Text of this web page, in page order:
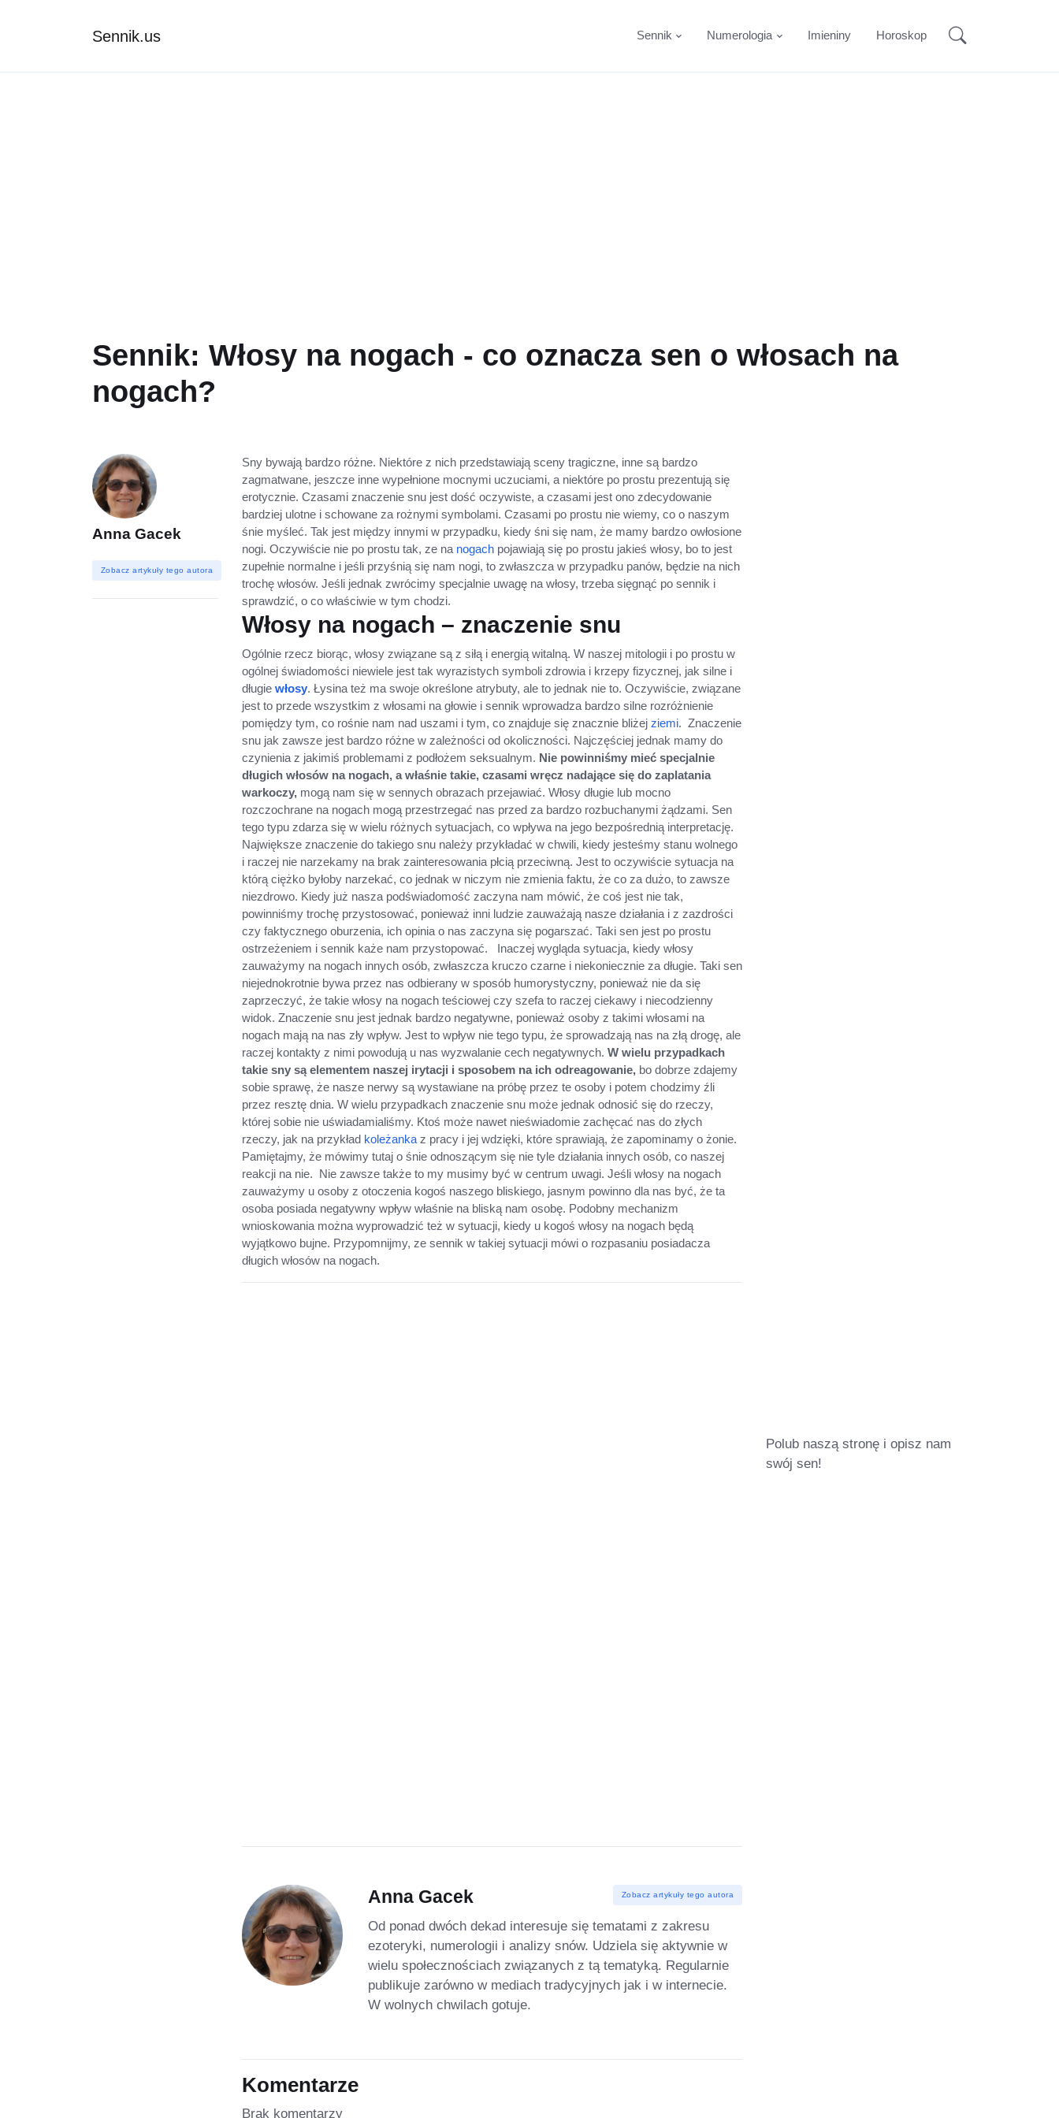
Sennik.us Sennik Numerologia Imieniny Horoskop
Sennik: Włosy na nogach - co oznacza sen o włosach na
nogach?
Anna Gacek
Zobacz artykuły tego autora
Sny bywają bardzo różne. Niektóre z nich przedstawiają sceny tragiczne, inne są bardzo
zagmatwane, jeszcze inne wypełnione mocnymi uczuciami, a niektóre po prostu prezentują się
erotycznie. Czasami znaczenie snu jest dość oczywiste, a czasami jest ono zdecydowanie
bardziej ulotne i schowane za rożnymi symbolami. Czasami po prostu nie wiemy, co o naszym
śnie myśleć. Tak jest między innymi w przypadku, kiedy śni się nam, że mamy bardzo owłosione
nogi. Oczywiście nie po prostu tak, ze na nogach pojawiają się po prostu jakieś włosy, bo to jest
zupełnie normalne i jeśli przyśnią się nam nogi, to zwłaszcza w przypadku panów, będzie na nich
trochę włosów. Jeśli jednak zwrócimy specjalnie uwagę na włosy, trzeba sięgnąć po sennik i
sprawdzić, o co właściwie w tym chodzi.
Włosy na nogach – znaczenie snu
Ogólnie rzecz biorąc, włosy związane są z siłą i energią witalną. W naszej mitologii i po prostu w
ogólnej świadomości niewiele jest tak wyrazistych symboli zdrowia i krzepy fizycznej, jak silne i
długie włosy. Łysina też ma swoje określone atrybuty, ale to jednak nie to. Oczywiście, związane
jest to przede wszystkim z włosami na głowie i sennik wprowadza bardzo silne rozróżnienie
pomiędzy tym, co rośnie nam nad uszami i tym, co znajduje się znacznie bliżej ziemi. Znaczenie
snu jak zawsze jest bardzo różne w zależności od okoliczności. Najczęściej jednak mamy do
czynienia z jakimiś problemami z podłożem seksualnym. Nie powinniśmy mieć specjalnie
długich włosów na nogach, a właśnie takie, czasami wręcz nadające się do zaplatania
warkoczy, mogą nam się w sennych obrazach przejawiać. Włosy długie lub mocno
rozczochrane na nogach mogą przestrzegać nas przed za bardzo rozbuchanymi żądzami. Sen
tego typu zdarza się w wielu różnych sytuacjach, co wpływa na jego bezpośrednią interpretację.
Największe znaczenie do takiego snu należy przykładać w chwili, kiedy jesteśmy stanu wolnego
i raczej nie narzekamy na brak zainteresowania płcią przeciwną. Jest to oczywiście sytuacja na
którą ciężko byłoby narzekać, co jednak w niczym nie zmienia faktu, że co za dużo, to zawsze
niezdrowo. Kiedy już nasza podświadomość zaczyna nam mówić, że coś jest nie tak,
powinniśmy trochę przystosować, ponieważ inni ludzie zauważają nasze działania i z zazdrości
czy faktycznego oburzenia, ich opinia o nas zaczyna się pogarszać. Taki sen jest po prostu
ostrzeżeniem i sennik każe nam przystopować. Inaczej wygląda sytuacja, kiedy włosy
zauważymy na nogach innych osób, zwłaszcza kruczo czarne i niekoniecznie za długie. Taki sen
niejednokrotnie bywa przez nas odbierany w sposób humorystyczny, ponieważ nie da się
zaprzeczyć, że takie włosy na nogach teściowej czy szefa to raczej ciekawy i niecodzienny
widok. Znaczenie snu jest jednak bardzo negatywne, ponieważ osoby z takimi włosami na
nogach mają na nas zły wpływ. Jest to wpływ nie tego typu, że sprowadzają nas na złą drogę, ale
raczej kontakty z nimi powodują u nas wyzwalanie cech negatywnych. W wielu przypadkach
takie sny są elementem naszej irytacji i sposobem na ich odreagowanie, bo dobrze zdajemy
sobie sprawę, że nasze nerwy są wystawiane na próbę przez te osoby i potem chodzimy źli
przez resztę dnia. W wielu przypadkach znaczenie snu może jednak odnosić się do rzeczy,
której sobie nie uświadamialiśmy. Ktoś może nawet nieświadomie zachęcać nas do złych
rzeczy, jak na przykład koleżanka z pracy i jej wdzięki, które sprawiają, że zapominamy o żonie.
Pamiętajmy, że mówimy tutaj o śnie odnoszącym się nie tyle działania innych osób, co naszej
reakcji na nie. Nie zawsze także to my musimy być w centrum uwagi. Jeśli włosy na nogach
zauważymy u osoby z otoczenia kogoś naszego bliskiego, jasnym powinno dla nas być, że ta
osoba posiada negatywny wpływ właśnie na bliską nam osobę. Podobny mechanizm
wnioskowania można wyprowadzić też w sytuacji, kiedy u kogoś włosy na nogach będą
wyjątkowo bujne. Przypomnijmy, ze sennik w takiej sytuacji mówi o rozpasaniu posiadacza
długich włosów na nogach.
Anna Gacek Zobacz artykuły tego autora
Od ponad dwóch dekad interesuje się tematami z zakresu
ezoteryki, numerologii i analizy snów. Udziela się aktywnie w
wielu społecznościach związanych z tą tematyką. Regularnie
publikuje zarówno w mediach tradycyjnych jak i w internecie.
W wolnych chwilach gotuje.
Komentarze
Brak komentarzy
Polub naszą stronę i opisz nam
swój sen!